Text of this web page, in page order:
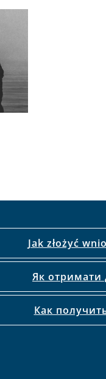
Jak złożyć
Як отримати
Как